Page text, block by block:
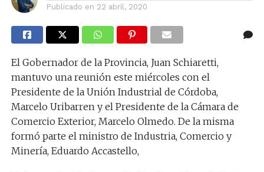
Publicado en 22 abril, 2020
El Gobernador de la Provincia, Juan Schiaretti,
mantuvo una reunión este miércoles con el
Presidente de la Unión Industrial de Córdoba,
Marcelo Uribarren y el Presidente de la Cámara de
Comercio Exterior, Marcelo Olmedo. De la misma
formó parte el ministro de Industria, Comercio y
Minería, Eduardo Accastello,